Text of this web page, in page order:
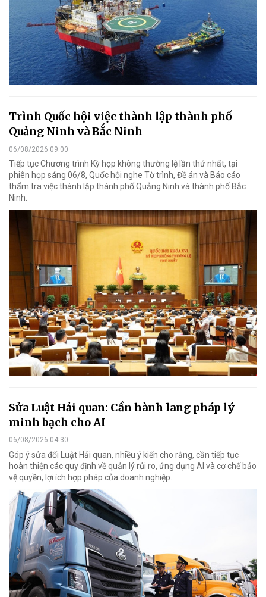
Trình Quốc hội việc thành lập thành phố
Quảng Ninh và Bắc Ninh
06/08/2026 09:00
Tiếp tục Chương trình Kỳ họp không thường lệ lần thứ nhất, tại
phiên họp sáng 06/8, Quốc hội nghe Tờ trình, Đề án và Báo cáo
thẩm tra việc thành lập thành phố Quảng Ninh và thành phố Bắc
Ninh.
Sửa Luật Hải quan: Cần hành lang pháp lý
minh bạch cho AI
06/08/2026 04:30
Góp ý sửa đổi Luật Hải quan, nhiều ý kiến cho rằng, cần tiếp tục
hoàn thiện các quy định về quản lý rủi ro, ứng dụng AI và cơ chế bảo
vệ quyền, lợi ích hợp pháp của doanh nghiệp.